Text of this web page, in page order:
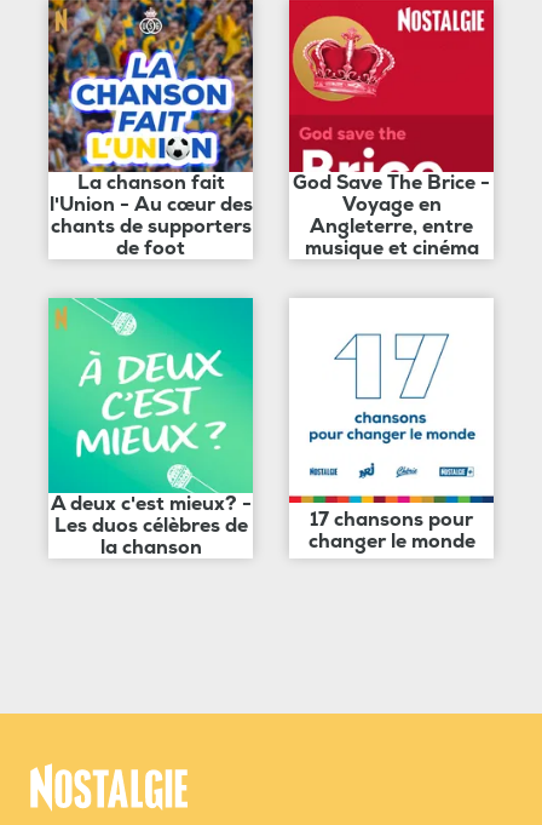
La chanson fait
l'Union - Au cœur des
chants de supporters
de foot
God Save The Brice -
Voyage en
Angleterre, entre
musique et cinéma
A deux c'est mieux? -
Les duos célèbres de
la chanson
17 chansons pour
changer le monde